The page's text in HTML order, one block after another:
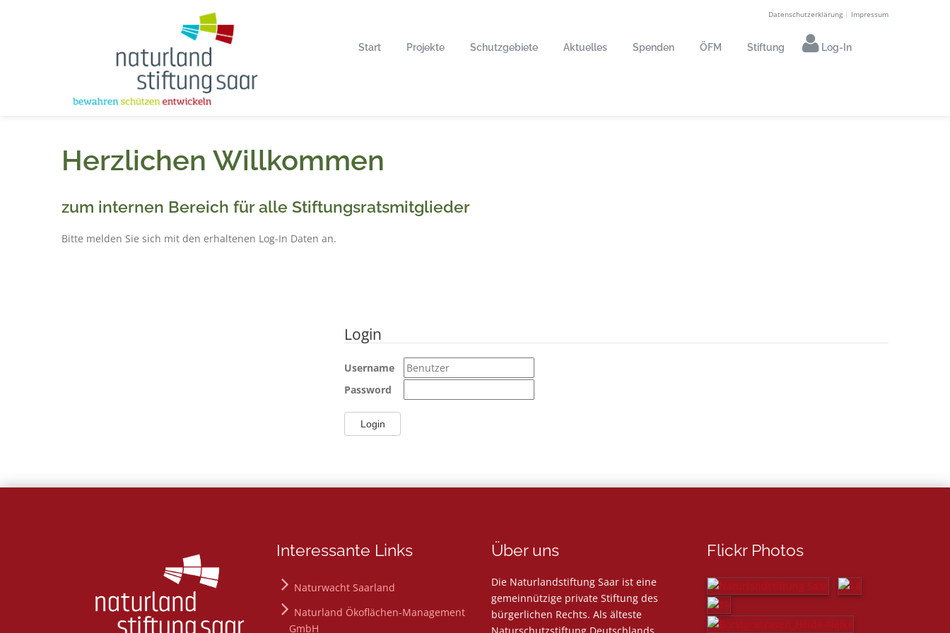
Datenschutzerklärung | Impressum
Start Projekte Schutzgebiete Aktuelles Spenden ÖFM Stiftung Log-In
Herzlichen Willkommen
zum internen Bereich für alle Stiftungsratsmitglieder
Bitte melden Sie sich mit den erhaltenen Log-In Daten an.
Login
Username
Password
Login
Interessante Links
Naturwacht Saarland
Naturland Ökoflächen-Management
GmbH
Über uns
Die Naturlandstiftung Saar ist eine
gemeinnützige private Stiftung des
bürgerlichen Rechts. Als älteste
Flickr Photos